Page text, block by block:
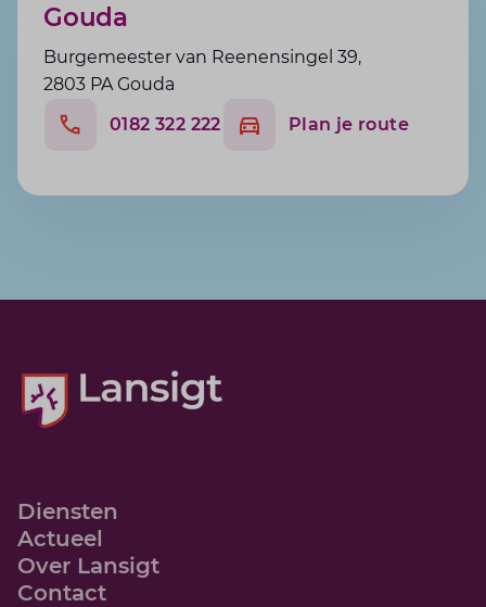
Gouda
Burgemeester van Reenensingel 39,
2803 PA Gouda
0182 322 222
Plan je route
Diensten
Actueel
Over Lansigt
Contact